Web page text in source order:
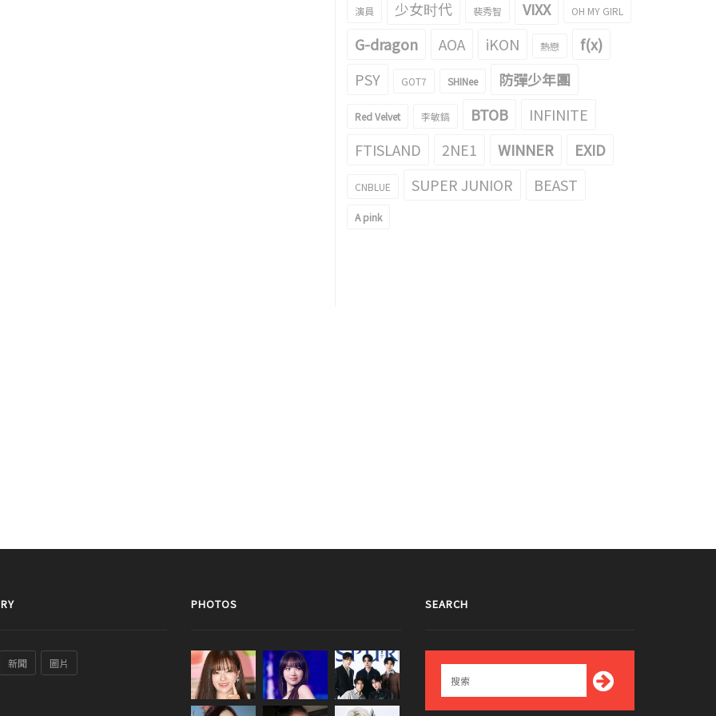
演員 少女时代 裴秀智 VIXX OH MY GIRL
G-dragon AOA iKON 熱戀
f(x)
PSY
GOT7 SHINee 防彈少年團
Red Velvet 李敏鎬 BTOB
INFINITE
FTISLAND
2NE1 WINNER EXID
CNBLUE SUPER JUNIOR BEAST
A pink
新聞 圖片
PHOTOS SEARCH